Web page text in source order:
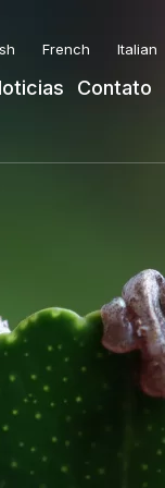
French Italian
Contato